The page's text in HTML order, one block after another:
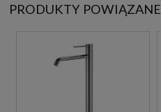
PRODUKTY POWIĄZANE